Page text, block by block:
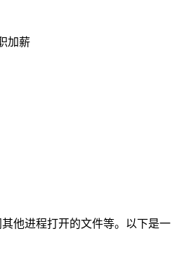
加薪
他进程打开的文件等。以下是一